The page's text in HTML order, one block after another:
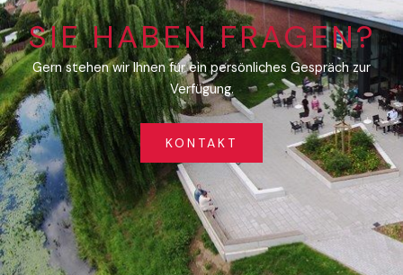
SIE HABEN FRAGEN?
Gern stehen wir Ihnen für ein persönliches Gespräch zur
Verfügung.
KONTAKT